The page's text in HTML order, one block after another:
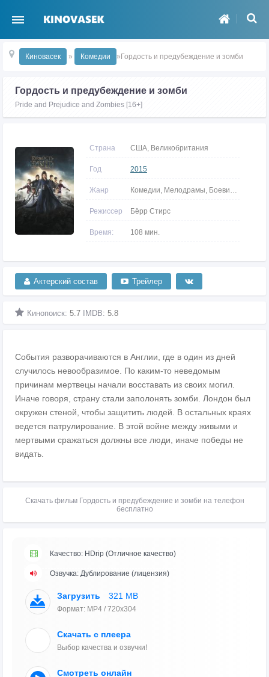
Киновасек » Комедии »Гордость и предубеждение и зомби
Гордость и предубеждение и зомби
Pride and Prejudice and Zombies [16+]
Страна США, Великобритания
Год 2015
Жанр Комедии, Мелодрамы, Боевики, Ужасы, Фэнтези
Режиссер Бёрр Стирс
Время: 108 мин.
Актерский состав Трейлер
Кинопоиск: 5.7 IMDB: 5.8
События разворачиваются в Англии, где в один из дней
случилось невообразимое. По каким-то неведомым
причинам мертвецы начали восставать из своих могил.
Иначе говоря, страну стали заполонять зомби. Лондон был
окружен стеной, чтобы защитить людей. В остальных краях
ведется патрулирование. В этой войне между живыми и
мертвыми сражаться должны все люди, иначе победы не
видать.
Скачать фильм Гордость и предубеждение и зомби на телефон
бесплатно
Качество: HDrip (Отличное качество)
Озвучка: Дублирование (лицензия)
Загрузить 321 MB
Формат: MP4 / 720x304
Скачать с плеера
Выбор качества и озвучки!
Смотреть онлайн